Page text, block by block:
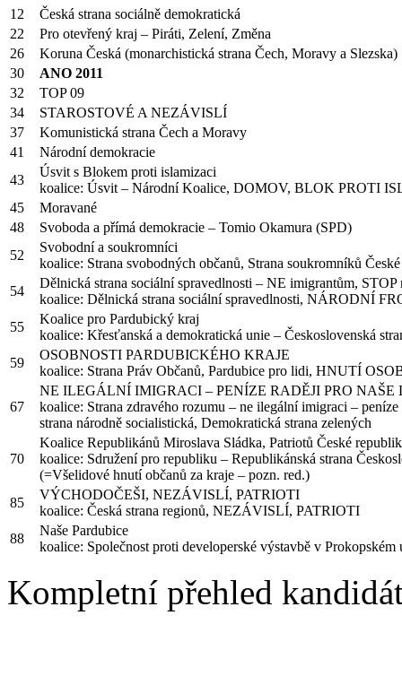
12
Česká strana sociálně demokratická
22
Pro otevřený kraj – Piráti, Zelení, Změna
26
Koruna Česká (monarchistická strana Čech, Moravy a Slezska)
30
ANO 2011
32
TOP 09
34
STAROSTOVÉ A NEZÁVISLÍ
37
Komunistická strana Čech a Moravy
41
Národní demokracie
43
Úsvit s Blokem proti islamizaci
koalice: Úsvit – Národní Koalice, DOMOV, BLOK PROTI
45
Moravané
48
Svoboda a přímá demokracie – Tomio Okamura (SPD)
52
Svobodní a soukromníci
koalice: Strana svobodných občanů, Strana soukromníků
54
Dělnická strana sociální spravedlnosti – NE imigrantům,
koalice: Dělnická strana sociální spravedlnosti, NÁRODNÍ
55
Koalice pro Pardubický kraj
koalice: Křesťanská a demokratická unie – Československá
59
OSOBNOSTI PARDUBICKÉHO KRAJE
koalice: Strana Práv Občanů, Pardubice pro lidi, HNUTÍ
67
NE ILEGÁLNÍ IMIGRACI – PENÍZE RADĚJI PRO NAŠE
koalice: Strana zdravého rozumu – ne ilegální imigraci –
strana národně socialistická, Demokratická strana zelených
70
Koalice Republikánů Miroslava Sládka, Patriotů České
koalice: Sdružení pro republiku – Republikánská strana
(=Všelidové hnutí občanů za kraje – pozn. red.)
85
VÝCHODOČEŠI, NEZÁVISLÍ, PATRIOTI
koalice: Česká strana regionů, NEZÁVISLÍ, PATRIOTI
88
Naše Pardubice
koalice: Společnost proti developerské výstavbě v
Kompletní přehled